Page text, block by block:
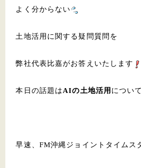
よく分からない
土地活用に関する疑問質問を
弊社代表比嘉がお答えいたします
本日の話題はAIの土地活用 につい
早速、FM沖縄ジョイントタイムス